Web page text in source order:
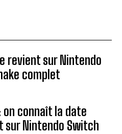
revient sur Nintendo
complet
on connaît la date
sur Nintendo Switch